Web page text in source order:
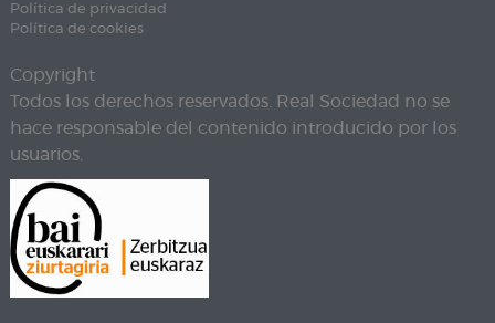
Política de privacidad
Política de cookies
Copyright
Todos los derechos reservados. Real Sociedad no se
hace responsable del contenido introducido por los
usuarios.